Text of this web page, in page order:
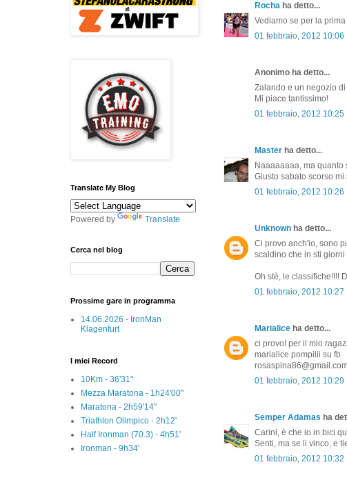
Rocha ha detto...
Vediamo se per la
01 febbraio, 2012 10:06
Anonimo ha detto...
Zalando e un negozio
Mi piace tantissimo!
01 febbraio, 2012 10:25
Master ha detto...
Naaaaaaaa, ma quanto
Giusto sabato scorso
01 febbraio, 2012 10:26
Unknown ha detto...
Ci provo anch'io, sono
scaldino che in sti
Oh stè, le classifiche!!!!
01 febbraio, 2012 10:27
Marialice ha detto...
ci provo! per il mio
marialice pompilii su fb
01 febbraio, 2012 10:29
Semper Adamas ha
Carini, è che io in bici
Senti, ma se li vinco, e
01 febbraio, 2012 10:32
Translate My Blog
Powered by Translate
Cerca nel blog
Prossime gare in programma
14.06.2026 - IronMan
Klagenfurt
I miei Record
10Km - 36'31"
Mezza Maratona - 1h24'00"
Maratona - 2h59'14"
Triathlon Olimpico - 2h12'
Half Ironman (70.3) - 4h51'
Ironman - 9h34'